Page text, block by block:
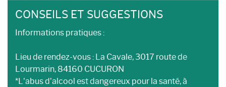
CONSEILS ET SUGGESTIONS
Informations pratiques :
Lieu de rendez-vous : La Cavale, 3017 route de
Lourmarin, 84160 CUCURON
*L’abus d’alcool est dangereux pour la santé, à